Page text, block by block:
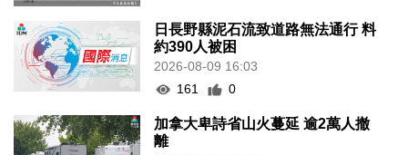
日長野縣泥石流致道路無法通行 料
約390人被困
2026-08-09 16:03
161
0
加拿大卑詩省山火蔓延 逾2萬人撤
離